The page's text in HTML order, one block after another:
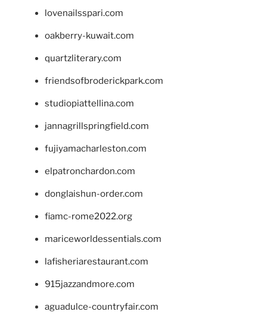
lovenailsspari.com
oakberry-kuwait.com
quartzliterary.com
friendsofbroderickpark.com
studiopiattellina.com
jannagrillspringfield.com
fujiyamacharleston.com
elpatronchardon.com
donglaishun-order.com
fiamc-rome2022.org
mariceworldessentials.com
lafisheriarestaurant.com
915jazzandmore.com
aguadulce-countryfair.com